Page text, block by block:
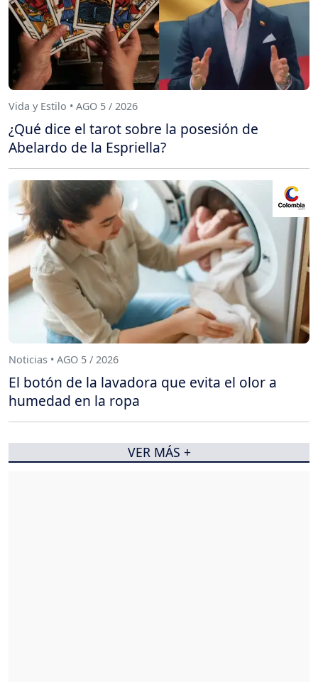
Vida y Estilo • AGO 5 / 2026
¿Qué dice el tarot sobre la posesión de
Abelardo de la Espriella?
Noticias • AGO 5 / 2026
El botón de la lavadora que evita el olor a
humedad en la ropa
VER MÁS +